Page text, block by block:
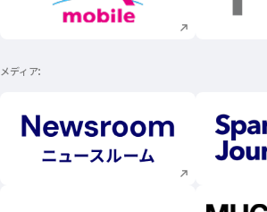
メディア
新規ウィンドウで開く